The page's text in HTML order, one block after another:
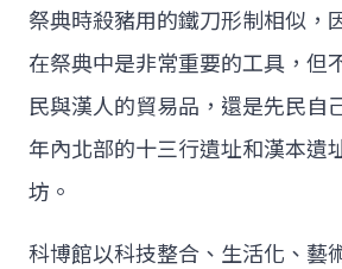
祭典時殺豬用的鐵刀形制相似，
在祭典中是非常重要的工具，但
民與漢人的貿易品，還是先民自
年內北部的十三行遺址和漢本遺
坊。
科博館以科技整合、生活化、藝